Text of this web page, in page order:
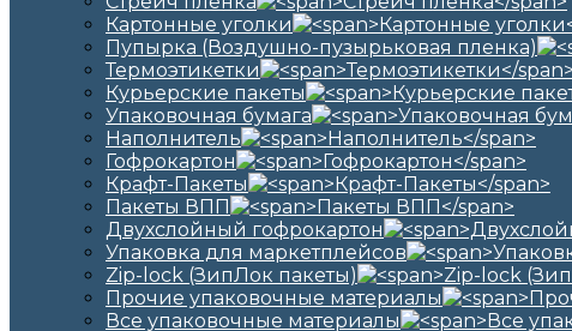
Картонные уголки
Пупырка (Воздушно-пузырьковая пленка)
Термоэтикетки
Курьерские пакеты
Упаковочная бумага
Наполнитель
Гофрокартон
Крафт-Пакеты
Пакеты ВПП
Двухслойный гофрокартон
Упаковка для маркетплейсов
Zip-lock (ЗипЛок пакеты)
Прочие упаковочные материалы
Все упаковочные материалы